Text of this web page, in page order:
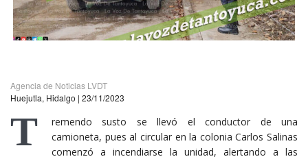
Agencia de Noticias LVDT
Huejutla, Hidalgo | 23/11/2023
T
remendo susto se llevó el conductor de una
camioneta, pues al circular en la colonia Carlos Salinas
comenzó a incendiarse la unidad, alertando a las